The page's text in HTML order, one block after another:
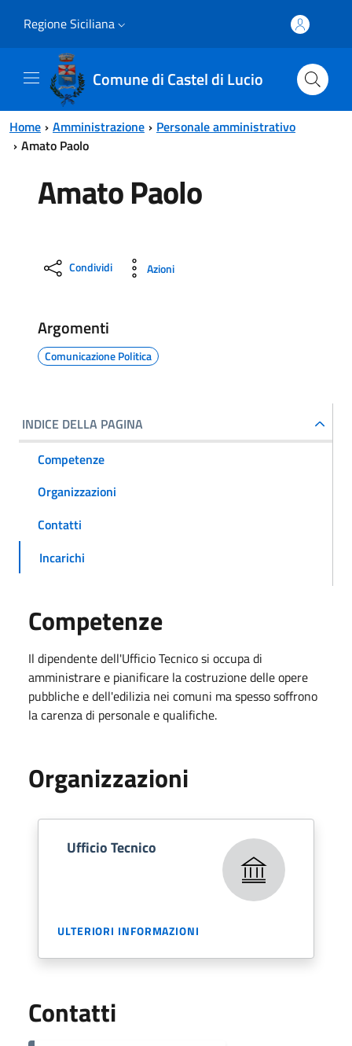
Regione Siciliana
Comune di Castel di Lucio
Home Amministrazione
Personale amministrativo
Amato Paolo
Amato Paolo
Condividi Azioni
Argomenti
Comunicazione Politica
INDICE DELLA PAGINA
Competenze
Organizzazioni
Contatti
Incarichi
Competenze
Il dipendente dell'Ufficio Tecnico si occupa di
amministrare e pianificare la costruzione delle opere
pubbliche e dell'edilizia nei comuni ma spesso soffrono
la carenza di personale e qualifiche.
Organizzazioni
Ufficio Tecnico
ULTERIORI INFORMAZIONI
Contatti